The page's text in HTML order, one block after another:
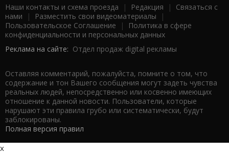
Наши контакты и схема проезда | Редакция | Связаться с
нами | Разместить свои видеоматериалы |
Пользовательское Соглашение |
Политика в сфере
конфиденциальности и персональных данных
Реклама на сайте: Отдел продаж digital рекламы
Оставляя комментарий, пожалуйста, помните о том, что
содержание и тон Вашего сообщения могут задеть чувства
реальных людей, непосредственно или косвенно имеющих
отношение к данной новости. Пользователи, которые
нарушают эти правила грубо или систематически, будут
заблокированы.
Полная версия правил
x